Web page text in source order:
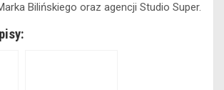
Bilińskiego oraz agencji Studio Super.